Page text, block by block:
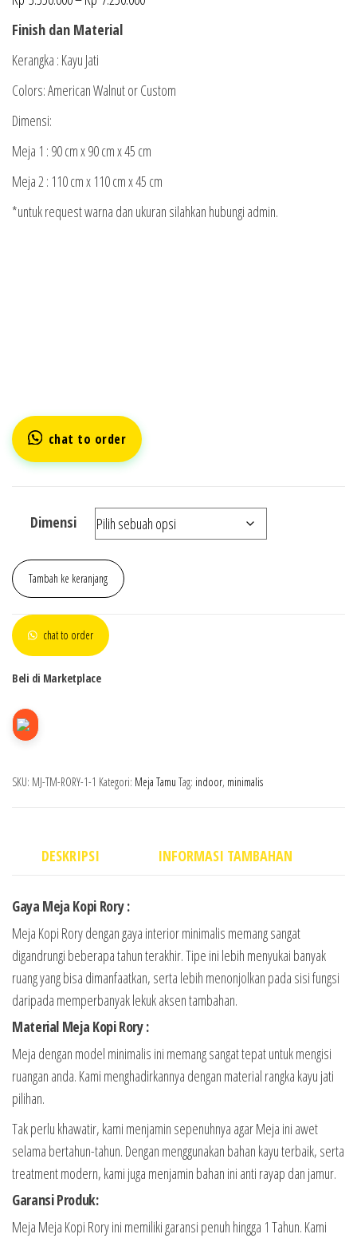
Finish dan Material
Kerangka : Kayu Jati
Colors: American Walnut or Custom
Dimensi:
Meja 1 : 90 cm x 90 cm x 45 cm
Meja 2 : 110 cm x 110 cm x 45 cm
*untuk request warna dan ukuran silahkan hubungi admin.
chat to order
Dimensi
Tambah ke keranjang
chat to order
Beli di Marketplace
SKU: MJ-TM-RORY-1-1 Kategori: Meja Tamu Tag: indoor, minimalis
DESKRIPSI INFORMASI TAMBAHAN
Gaya Meja Kopi Rory :
Meja Kopi Rory dengan gaya interior minimalis memang sangat
digandrungi beberapa tahun terakhir. Tipe ini lebih menyukai banyak
ruang yang bisa dimanfaatkan, serta lebih menonjolkan pada sisi fungsi
daripada memperbanyak lekuk aksen tambahan.
Material Meja Kopi Rory :
Meja dengan model minimalis ini memang sangat tepat untuk mengisi
ruangan anda. Kami menghadirkannya dengan material rangka kayu jati
pilihan.
Tak perlu khawatir, kami menjamin sepenuhnya agar Meja ini awet
selama bertahun-tahun. Dengan menggunakan bahan kayu terbaik, serta
treatment modern, kami juga menjamin bahan ini anti rayap dan jamur.
Garansi Produk:
Meja Meja Kopi Rory ini memiliki garansi penuh hingga 1 Tahun. Kami